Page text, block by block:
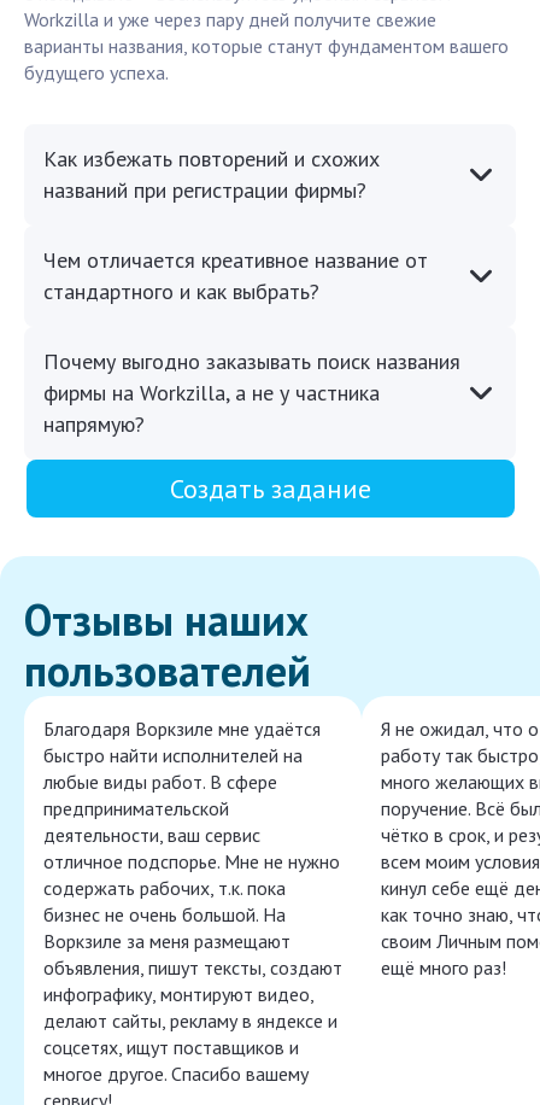
Workzilla и уже через пару дней получите свежие
варианты названия, которые станут фундаментом вашего
будущего успеха.
Как избежать повторений и схожих
названий при регистрации фирмы?
Чем отличается креативное название от
стандартного и как выбрать?
Почему выгодно заказывать поиск названия
фирмы на Workzilla, а не у частника
напрямую?
Создать задание
Отзывы наших
пользователей
Благодаря Воркзиле мне удаётся
быстро найти исполнителей на
любые виды работ. В сфере
предпринимательской
деятельности, ваш сервис
отличное подспорье. Мне не нужно
содержать рабочих, т.к. пока
бизнес не очень большой. На
Воркзиле за меня размещают
объявления, пишут тексты, создают
инфографику, монтируют видео,
делают сайты, рекламу в яндексе и
соцсетях, ищут поставщиков и
многое другое. Спасибо вашему
Я не ожидал, что
работу так
много желающих
поручение. Всё
чётко в срок, и
всем моим
кинул себе ещё
как точно знаю,
своим Личным
ещё много раз!